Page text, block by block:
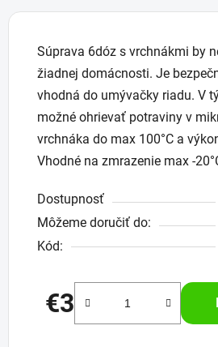
Súprava 6dóz s vrchnákmi by
žiadnej domácnosti. Je
vhodná do umývačky riadu. V
možné ohrievať potraviny v
vrchnáka do max 100°C a
Vhodné na zmrazenie max -
Dostupnosť
Môžeme doručiť do:
Kód:
€3
Jednotková cena: